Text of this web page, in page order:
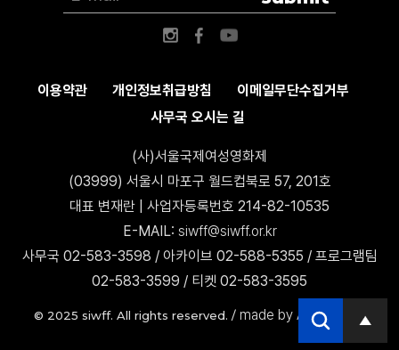
이용약관 개인정보취급방침
이메일무단수집거부
사무국 오시는 길
(사)서울국제여성영화제
(03999) 서울시 마포구 월드컵북로 57, 201호
대표 변재란 | 사업자등록번호 214-82-10535
E-MAIL: siwff@siwff.or.kr
사무국 02-583-3598 / 아카이브 02-588-5355 / 프로그램팀
02-583-3599 / 티켓 02-583-3595
© 2025 siwff. All rights reserved. / made by AccessICT